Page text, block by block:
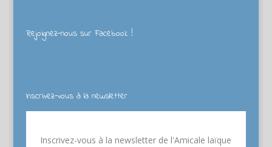
Rejoignez-nous sur Facebook !
Inscrivez-vous à la newsletter
Inscrivez-vous à la newsletter de l'Amicale laïque